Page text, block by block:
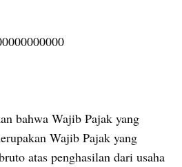
bahwa Wajib Pajak yang
Wajib Pajak yang
atas penghasilan dari usaha